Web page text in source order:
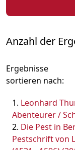
Anzahl der
Ergebnisse
sortieren nach:
Leonhard
Abenteurer /
Die Pest in
Pestschrift von